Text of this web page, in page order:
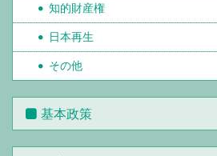
知的財産権
日本再生
その他
基本政策